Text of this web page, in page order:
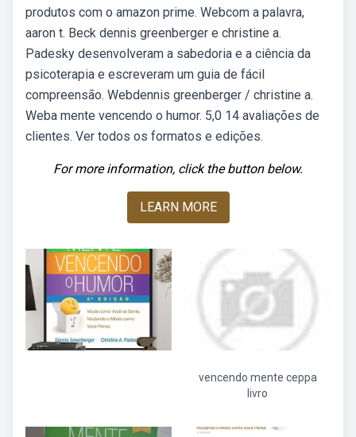
produtos com o amazon prime. Webcom a palavra,
aaron t. Beck dennis greenberger e christine a.
Padesky desenvolveram a sabedoria e a ciência da
psicoterapia e escreveram um guia de fácil
compreensão. Webdennis greenberger / christine a.
Weba mente vencendo o humor. 5,0 14 avaliações de
clientes. Ver todos os formatos e edições.
For more information, click the button below.
LEARN MORE
vencendo mente ceppa
livro